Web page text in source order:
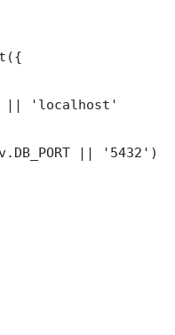
|| 'localhost'
|| '5432')